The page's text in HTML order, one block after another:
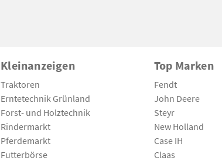
Kleinanzeigen
Traktoren
Erntetechnik Grünland
Forst- und Holztechnik
Rindermarkt
Pferdemarkt
Futterbörse
Top Marken
Fendt
John Deere
Steyr
New Holland
Case IH
Claas